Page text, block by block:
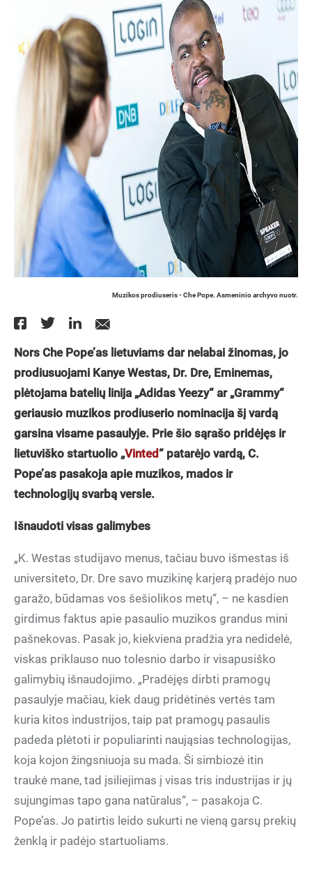
Muzikos prodiuseris - Che Pope. Asmeninio archyvo nuotr.
Nors Che Pope’as lietuviams dar nelabai žinomas, jo
prodiusuojami Kanye Westas, Dr. Dre, Eminemas,
plėtojama batelių linija „Adidas Yeezy“ ar „Grammy“
geriausio muzikos prodiuserio nominacija šį vardą
garsina visame pasaulyje. Prie šio sąrašo pridėjęs ir
lietuviško startuolio „Vinted “ patarėjo vardą, C.
Pope’as pasakoja apie muzikos, mados ir
technologijų svarbą versle.
Išnaudoti visas galimybes
„K. Westas studijavo menus, tačiau buvo išmestas iš
universiteto, Dr. Dre savo muzikinę karjerą pradėjo nuo
garažo, būdamas vos šešiolikos metų“, – ne kasdien
girdimus faktus apie pasaulio muzikos grandus mini
pašnekovas. Pasak jo, kiekviena pradžia yra nedidelė,
viskas priklauso nuo tolesnio darbo ir visapusiško
galimybių išnaudojimo. „Pradėjęs dirbti pramogų
pasaulyje mačiau, kiek daug pridėtinės vertės tam
kuria kitos industrijos, taip pat pramogų pasaulis
padeda plėtoti ir populiarinti naująsias technologijas,
koja kojon žingsniuoja su mada. Ši simbiozė itin
traukė mane, tad įsiliejimas į visas tris industrijas ir jų
sujungimas tapo gana natūralus“, – pasakoja C.
Pope’as. Jo patirtis leido sukurti ne vieną garsų prekių
ženklą ir padėjo startuoliams.